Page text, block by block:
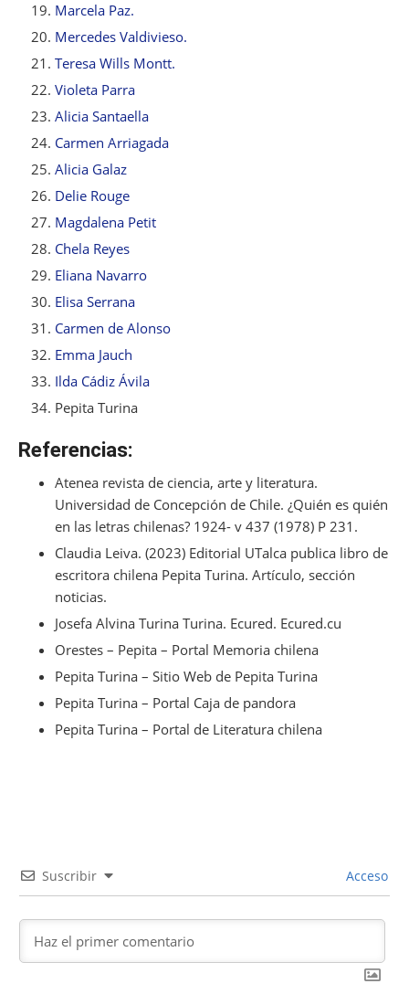
Marcela Paz.
Mercedes Valdivieso.
Teresa Wills Montt.
Violeta Parra
Alicia Santaella
Carmen Arriagada
Alicia Galaz
Delie Rouge
Magdalena Petit
Chela Reyes
Eliana Navarro
Elisa Serrana
Carmen de Alonso
Emma Jauch
Ilda Cádiz Ávila
Pepita Turina
Referencias:
Atenea revista de ciencia, arte y literatura.
Universidad de Concepción de Chile. ¿Quién es quién
en las letras chilenas? 1924- v 437 (1978) P 231.
Claudia Leiva. (2023) Editorial UTalca publica libro de
escritora chilena Pepita Turina. Artículo, sección
noticias.
Josefa Alvina Turina Turina. Ecured. Ecured.cu
Orestes – Pepita – Portal Memoria chilena
Pepita Turina – Sitio Web de Pepita Turina
Pepita Turina – Portal Caja de pandora
Pepita Turina – Portal de Literatura chilena
Suscribir Acceso